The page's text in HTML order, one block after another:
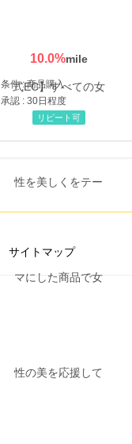
10.0%
条件 : 商品購入
承認 : 30日程度
リピート可
サイトマップ